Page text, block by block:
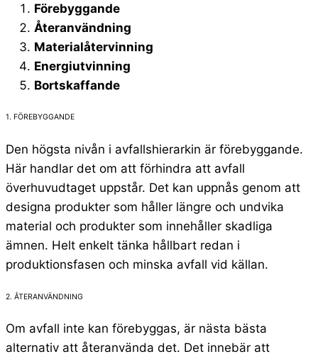
Förebyggande
Återanvändning
Materialåtervinning
Energiutvinning
Bortskaffande
1. FÖREBYGGANDE
Den högsta nivån i avfallshierarkin är förebyggande.
Här handlar det om att förhindra att avfall
överhuvudtaget uppstår. Det kan uppnås genom att
designa produkter som håller längre och undvika
material och produkter som innehåller skadliga
ämnen. Helt enkelt tänka hållbart redan i
produktionsfasen och minska avfall vid källan.
2. ÅTERANVÄNDNING
Om avfall inte kan förebyggas, är nästa bästa
alternativ att återanvända det. Det innebär att